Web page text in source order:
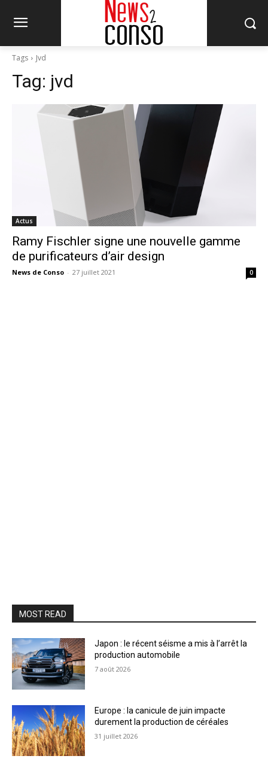
Tags Jvd
Tag: jvd
Actus
Ramy Fischler signe une nouvelle gamme
de purificateurs d’air design
News de Conso - 27 juillet 2021 0
MOST READ
Japon : le récent séisme a mis à l’arrêt la
production automobile
7 août 2026
Europe : la canicule de juin impacte
durement la production de céréales
31 juillet 2026